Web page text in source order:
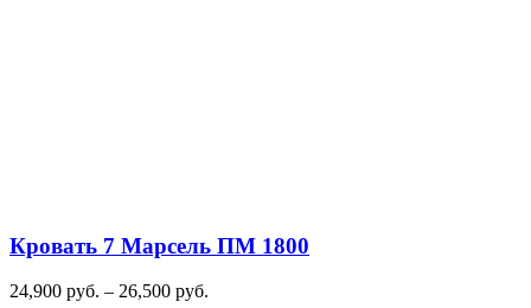
Кровать 7 Марсель ПМ 1800
24,900 руб. – 26,500 руб.